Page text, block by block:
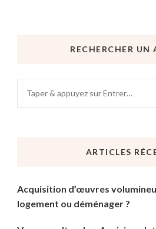
RECHERCHER UN
recherchiez
ARTICLES
Acquisition d’œuvres
logement ou déménager ?